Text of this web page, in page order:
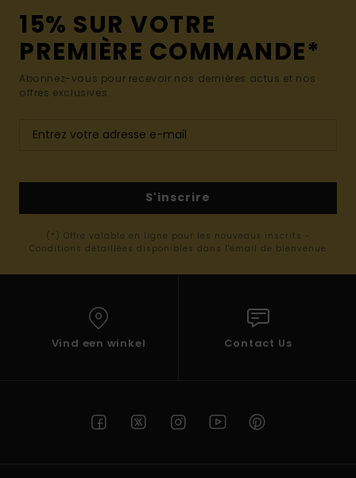
15% SUR VOTRE
PREMIÈRE COMMANDE*
Abonnez-vous pour recevoir nos dernières actus et nos
offres exclusives.
S'inscrire
(*) Offre valable en ligne pour les nouveaux inscrits -
Conditions détaillées disponibles dans l'email de bienvenue
Vind een winkel Contact Us